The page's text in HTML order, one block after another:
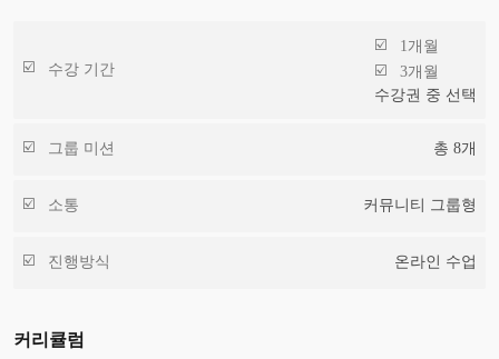
수강 기간
1개월
3개월
수강권 중 선택
그룹 미션 총 8개
소통 커뮤니티 그룹형
진행방식 온라인 수업
커리큘럼